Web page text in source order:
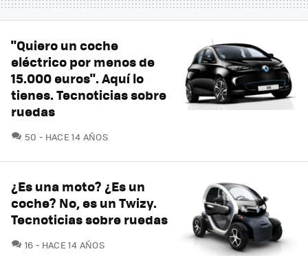
"Quiero un coche
eléctrico por menos de
15.000 euros". Aquí lo
tienes. Tecnoticias sobre
ruedas
50 COMENTARIOS
HACE 14 AÑOS
¿Es una moto? ¿Es un
coche? No, es un Twizy.
Tecnoticias sobre ruedas
16 COMENTARIOS
HACE 14 AÑOS